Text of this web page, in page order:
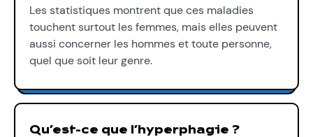
Les statistiques montrent que ces maladies
touchent surtout les femmes, mais elles peuvent
aussi concerner les hommes et toute personne,
quel que soit leur genre.
Qu’est-ce que l’hyperphagie ?